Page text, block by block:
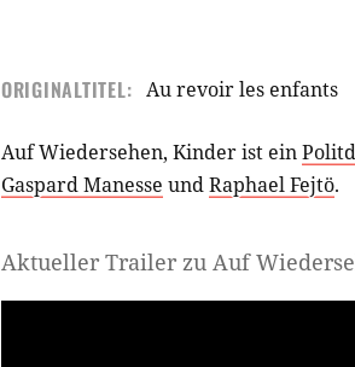
ORIGINALTITEL: Au revoir les enfants
Auf Wiedersehen, Kinder ist ein
Gaspard Manesse undRaphael Fejtö.
Aktueller Trailer zu Auf